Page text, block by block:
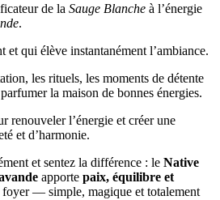
de la Sauge Blanche à l’énergie
.
et qui élève instantanément l’ambiance.
les rituels, les moments de détente
la maison de bonnes énergies.
renouveler l’énergie et créer une
et d’harmonie.
et sentez la différence : le Native
apporte paix, équilibre et
foyer — simple, magique et totalement